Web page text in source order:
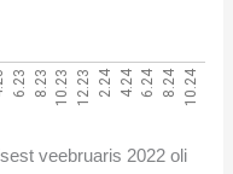
veebruaris 2022 oli